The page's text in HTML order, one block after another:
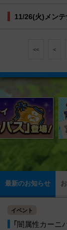
11/26(火)メン
<< <
最新のお知らせ
イベント
「闇属性カーニ